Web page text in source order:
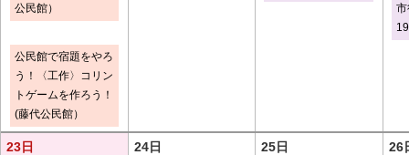
公民館）
公民館で宿題をやろ
う！〈工作〉コリン
トゲームを作ろう！
(藤代公民館）
23日 24日 25日 26